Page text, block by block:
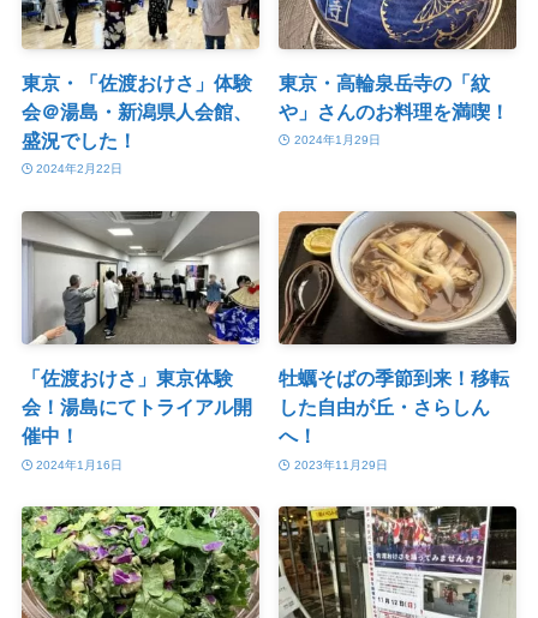
東京・「佐渡おけさ」体験
会＠湯島・新潟県人会館、
盛況でした！
2024年2月22日
東京・高輪泉岳寺の「紋
や」さんのお料理を満喫！
2024年1月29日
「佐渡おけさ」東京体験
会！湯島にてトライアル開
催中！
2024年1月16日
牡蠣そばの季節到来！移転
した自由が丘・さらしん
へ！
2023年11月29日